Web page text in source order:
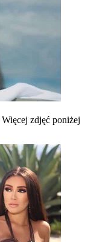
Więcej zdjęć poniżej